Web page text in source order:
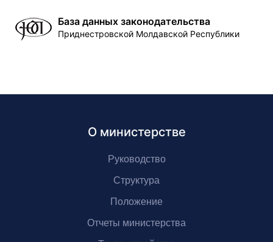
База данных законодательства
Приднестровской Молдавской Республики
О министерстве
Руководство
Структура
Положение
Отчеты министерства